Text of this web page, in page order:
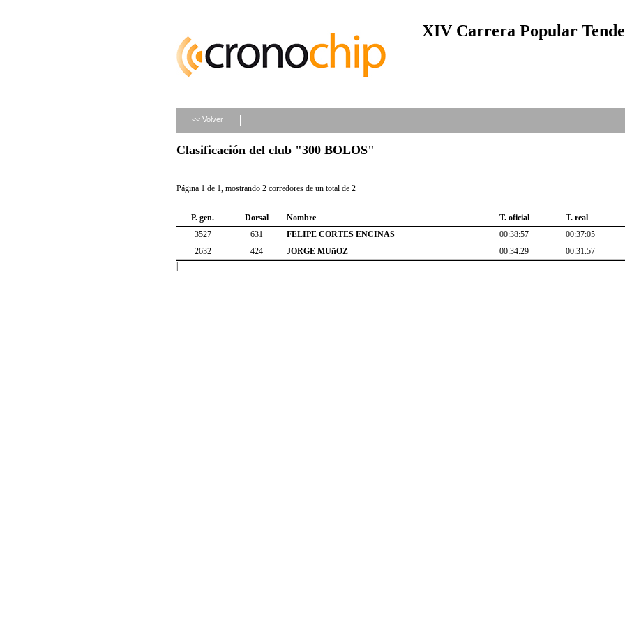
XIV Carrera Popular
<< Volver
Clasificación del club "300 BOLOS"
Página 1 de 1, mostrando 2 corredores de un total de 2
P. gen. Dorsal Nombre T. oficial T. real
3527
631 FELIPE CORTES ENCINAS 00:38:57 00:37:05
2632
424 JORGE MUñOZ 00:34:29 00:31:57
|